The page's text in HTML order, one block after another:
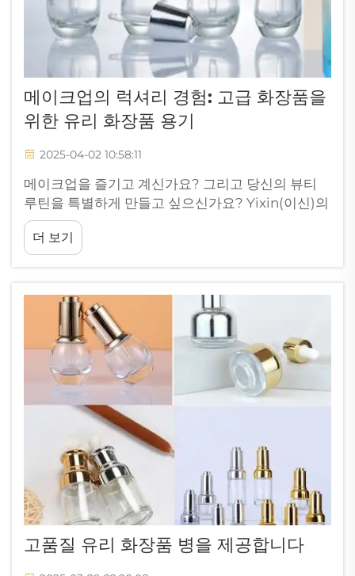
메이크업의 럭셔리 경험: 고급 화장품을
위한 유리 화장품 용기
2025-04-02 10:58:11
메이크업을 즐기고 계신가요? 그리고 당신의 뷰티
루틴을 특별하게 만들고 싶으신가요? Yixin(이신)의
아름다운 유리 항아리들은 당신의 화장품 컬렉션을
놀랍도록 멋지게 만들어 줄 것입니다. 이 멋진 유리
용기들이 당신의 메이크업 시간을 좀 더 즐겁고 특별
더 보기
고품질 유리 화장품 병을 제공합니다